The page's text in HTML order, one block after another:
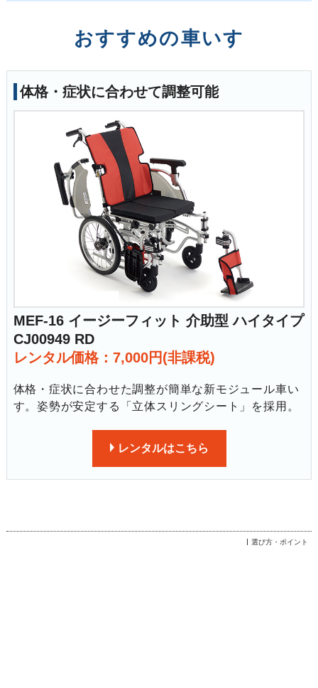
おすすめの車いす
体格・症状に合わせて調整可能
MEF-16 イージーフィット 介助型 ハイタイプ
CJ00949 RD
レンタル価格：7,000円(非課税)
体格・症状に合わせた調整が簡単な新モジュール車い
す。姿勢が安定する「立体スリングシート」を採用。
レンタルはこちら
選び方・ポイント